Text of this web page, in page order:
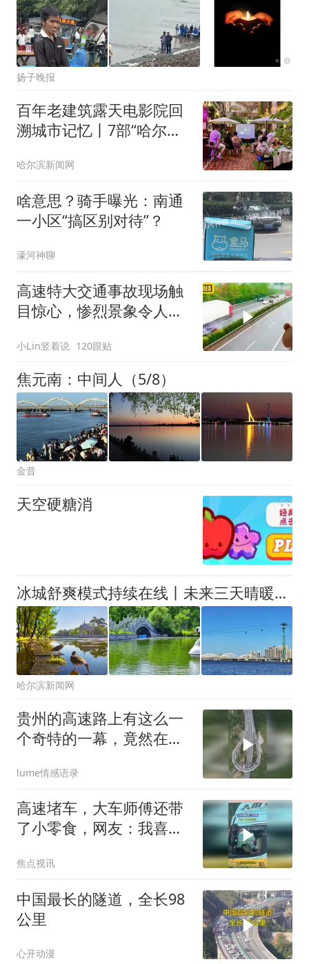
扬子晚报
百年老建筑露天电影院回
溯城市记忆丨7部“哈尔滨
脉络
哈尔滨新闻网
啥意思？骑手曝光：南通
一小区“搞区别对待”？
濠河神聊
高速特大交通事故现场触
目惊心，惨烈景象令人胆
小Lin竖着说 120跟贴
焦元南：中间人（5/8）
金昔
天空硬糖消
冰城舒爽模式持续在线丨未来三天晴暖回归，最高气温重返28℃ #超多美图的天气预报
哈尔滨新闻网
贵州的高速路上有这么一
个奇特的一幕，竟然在这
lume情感语录
高速堵车，大车师傅还带
了小零食，网友：我喜欢
焦点视讯
中国最长的隧道，全长98
公里
心开动漫